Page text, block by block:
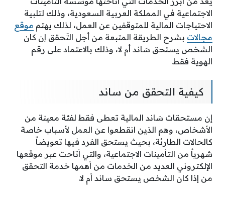
الاجتماعية في المملكة العربية السعودية، وذلك لتلبية
الاحتياجات المالية للمتوقفين عن العمل، لذلك يهتم موقع
مجالات بشرح الطريقة المتبعة من أجل التَحقق إن كان
الشخص يستحق سَاند أم لا، وذلك بالاعتماد على رقم
الهوية فقط.
كيفية التحقق من ساند
إن مستحقات سَاند المالية تعطى فقط لفئة معينة من
الأشخاص، وهم الذين انقطعوا عن العمل لأسباب خاصة
كالحالات الطارئة، بحيث يستحق الفرد فيها تعويضاً
شهرياً من التأمينات الاجتماعية، والتي أتاحت عبر موقعها
الإلكتروني العديد من الخدمات من أهمها خدمة التحقق
من إذا كان الشخص يستحق ساند أم لا.